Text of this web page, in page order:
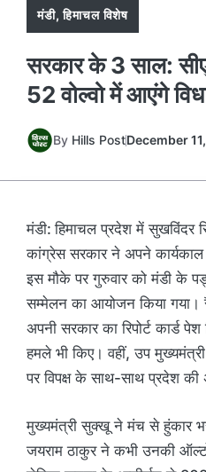
मंडी,हिमाचल विशेष
सरकार के 3 साल:
52 वोल्वो में आएंगे
By Hills PostDecember
मंडी: हिमाचल प्रदेश में सुखविंदर
कांग्रेस सरकार ने अपने
इस मौके पर गुरुवार को मंडी के
सम्मेलन का आयोजन किया
अपनी सरकार का रिपोर्ट कार्ड
हमले भी किए। वहीं, उप
पर विपक्ष के साथ-साथ प्रदेश की
मुख्यमंत्री सुक्खू ने मंच से हुंकार
जयराम ठाकुर ने कभी उनकी